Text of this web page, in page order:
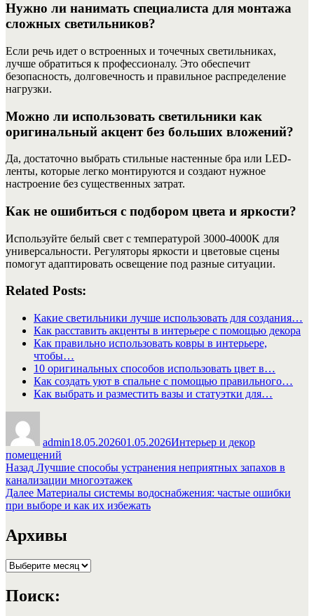
Нужно ли нанимать специалиста для монтажа
сложных светильников?
Если речь идет о встроенных и точечных светильниках,
лучше обратиться к профессионалу. Это обеспечит
безопасность, долговечность и правильное распределение
нагрузки.
Можно ли использовать светильники как
оригинальный акцент без больших вложений?
Да, достаточно выбрать стильные настенные бра или LED-
ленты, которые легко монтируются и создают нужное
настроение без существенных затрат.
Как не ошибиться с подбором цвета и яркости?
Используйте белый свет с температурой 3000-4000K для
универсальности. Регуляторы яркости и цветовые сцены
помогут адаптировать освещение под разные ситуации.
Related Posts:
Какие светильники лучше использовать для создания…
Как расставить акценты в интерьере с помощью декора
Как правильно использовать ковры в интерьере,
чтобы…
10 оригинальных способов использовать цвет в…
Как создать уют в спальне с помощью правильного…
Как выбрать и разместить вазы и статуэтки для…
admin18.05.202601.05.2026Интерьер и декор
помещений
Навигация
по
записям
Назад Предыдущая
запись:
Лучшие способы устранения неприятных запахов в
канализации многоэтажек
Далее Следующая
запись:
Материалы системы водоснабжения: частые ошибки
при выборе и как их избежать
Архивы
Архивы
Поиск: